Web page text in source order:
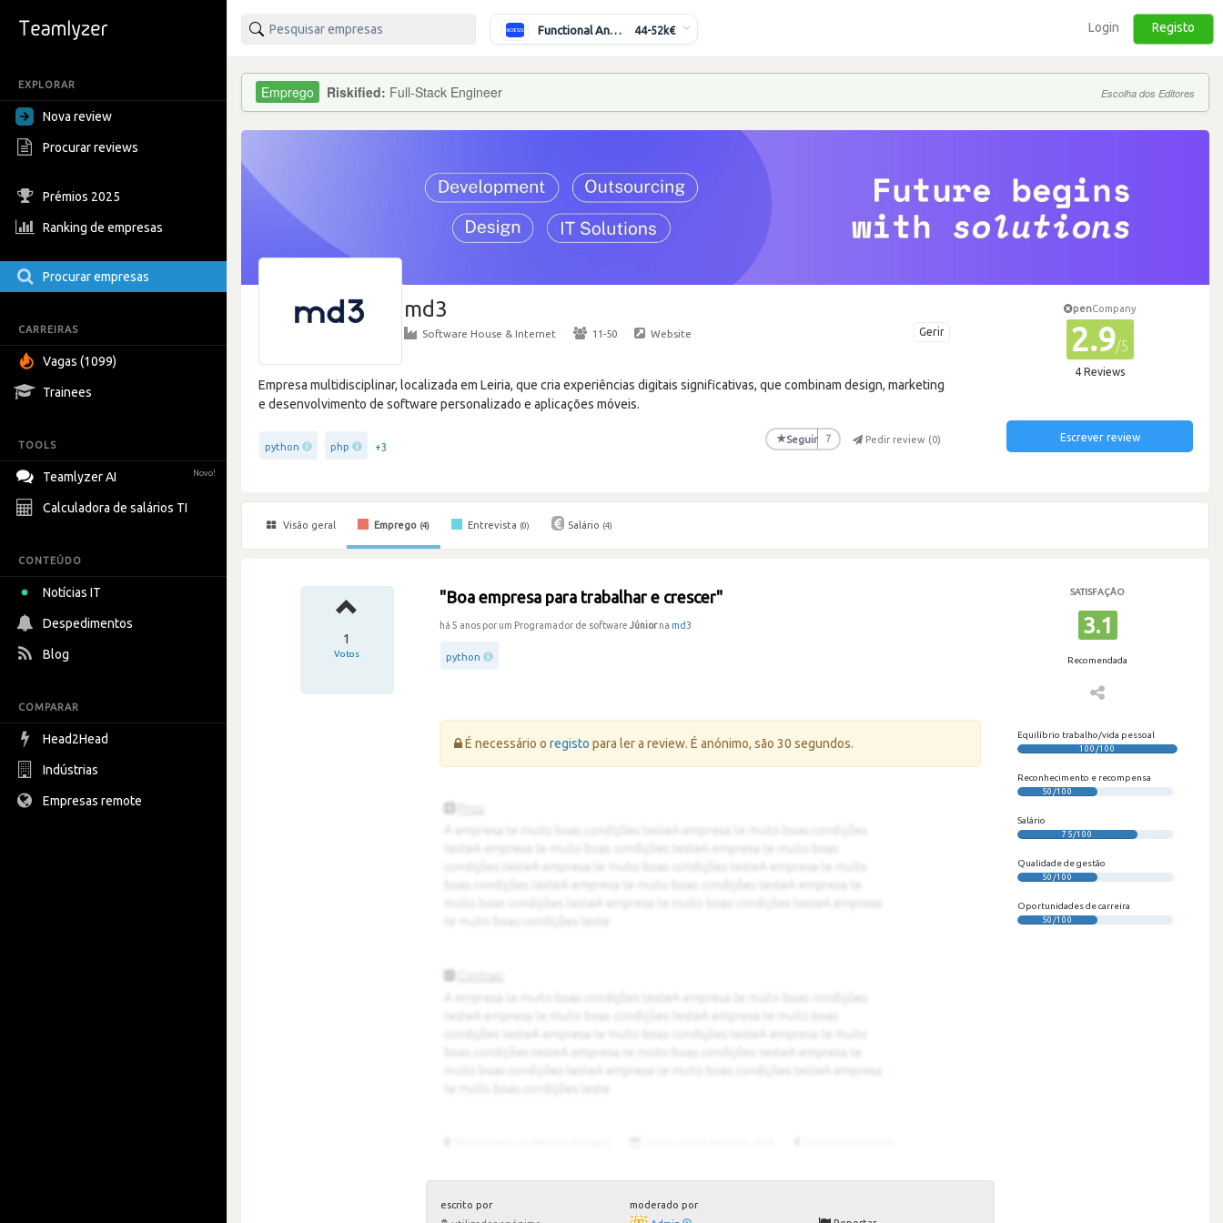
EXPLORAR
Nova review
Procurar reviews
Prémios 2025
Ranking de empresas
Procurar empresas
CARREIRAS
Vagas (1099)
Trainees
TOOLS
Teamlyzer AI Novo!
Calculadora de salários TI
CONTEÚDO
Notícias IT
Despedimentos
Blog
COMPARAR
Head2Head
Indústrias
Empresas remote
Functional Analyst (Banking) 44-52k€ Login Registo
Riskified: Full-Stack Engineer Escolha dos Editores
md3
Gerir
Software House & Internet · 11-50 · Website
Empresa multidisciplinar, localizada em Leiria, que cria experiências digitais significativas, que combinam design, marketing
e desenvolvimento de software personalizado e aplicações móveis.
python php +3
★Seguir 7 Pedir review (0)
penCompany
2.9/5
4 Reviews
Escrever review
Visão geral Emprego (4) Entrevista (0) Salário (4)
1
Votos
"Boa empresa para trabalhar e crescer"
há 5 anos por um Programador de softwareJúniorna md3
python
SATISFAÇÃO
3.1
Recomendada
Erro:
É necessário oregisto para ler a review. É anónimo, são 30 segundos.
Equilíbrio trabalho/vida pessoal
100/100
Reconhecimento e recompensa
50/100
Salário
75/100
Qualidade de gestão
50/100
Oportunidades de carreira
50/100
escrito por
moderado por